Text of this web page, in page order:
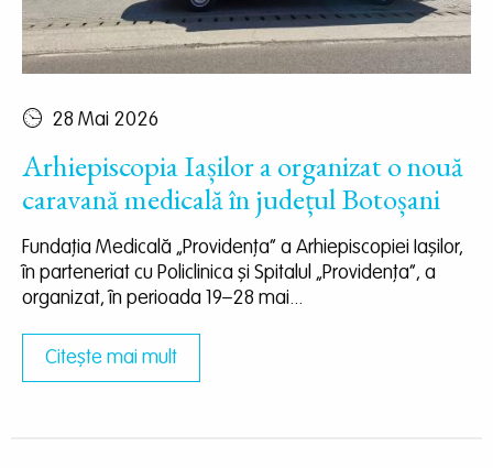
28 Mai 2026
Arhiepiscopia Iașilor a organizat o nouă
caravană medicală în județul Botoșani
Fundația Medicală „Providența” a Arhiepiscopiei Iașilor,
în parteneriat cu Policlinica și Spitalul „Providența”, a
organizat, în perioada 19–28 mai...
Citește mai mult